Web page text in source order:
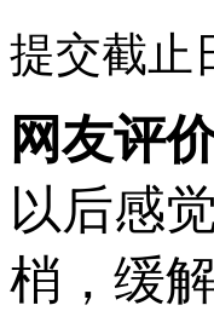
提交截止
网友评
以后感
梢，缓